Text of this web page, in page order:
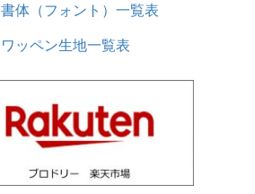
書体（フォント）一覧表
ワッペン生地一覧表